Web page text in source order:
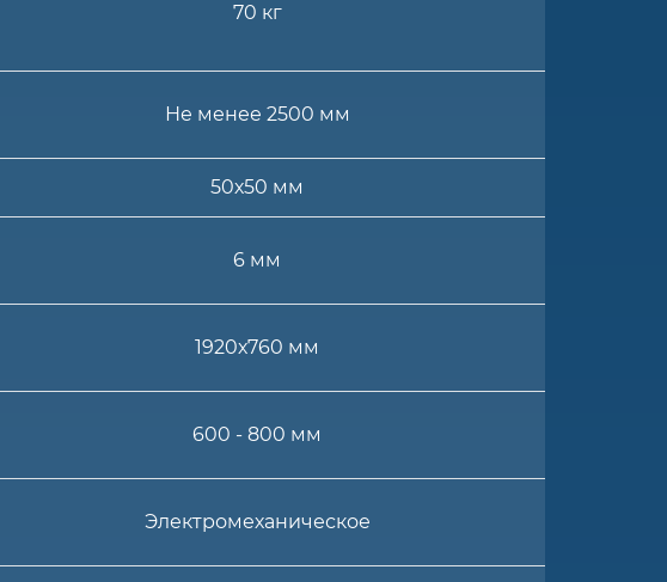
70 кг
Не менее 2500 мм
50х50 мм
6 мм
1920х760 мм
600 - 800 мм
Электромеханическое